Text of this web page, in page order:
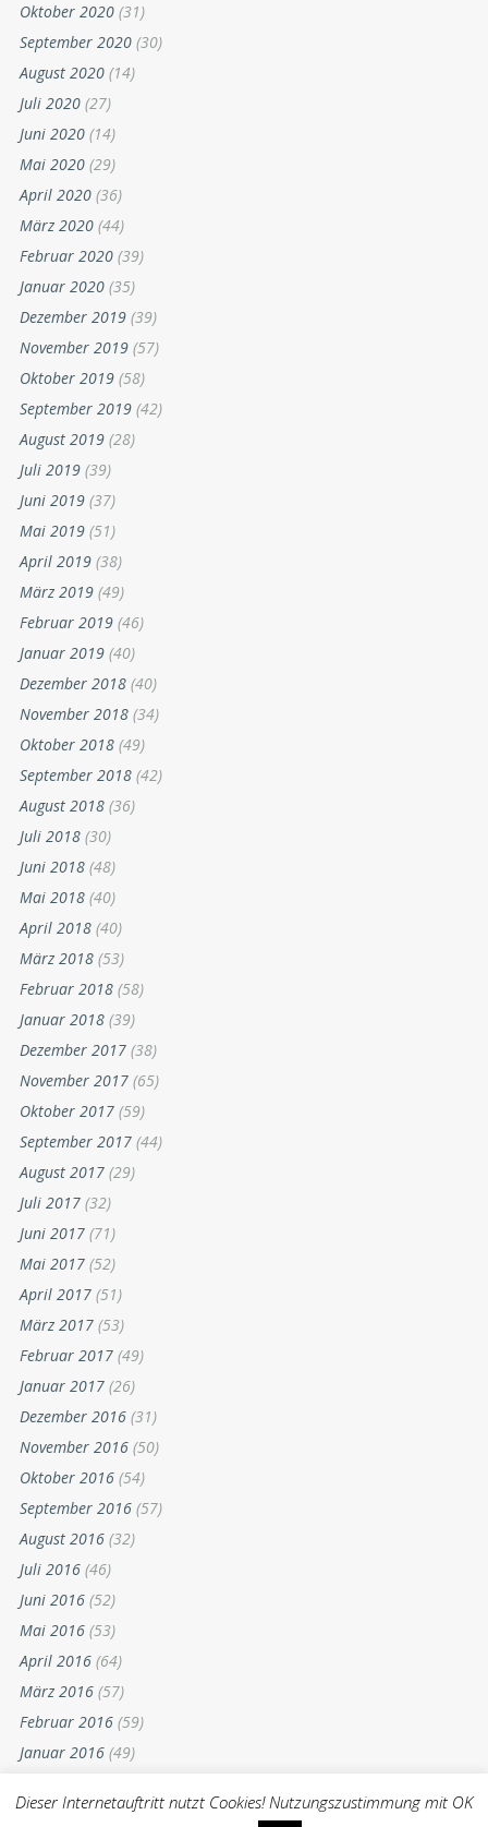
Oktober 2020 (31)
September 2020 (30)
August 2020 (14)
Juli 2020 (27)
Juni 2020 (14)
Mai 2020 (29)
April 2020 (36)
März 2020 (44)
Februar 2020 (39)
Januar 2020 (35)
Dezember 2019 (39)
November 2019 (57)
Oktober 2019 (58)
September 2019 (42)
August 2019 (28)
Juli 2019 (39)
Juni 2019 (37)
Mai 2019 (51)
April 2019 (38)
März 2019 (49)
Februar 2019 (46)
Januar 2019 (40)
Dezember 2018 (40)
November 2018 (34)
Oktober 2018 (49)
September 2018 (42)
August 2018 (36)
Juli 2018 (30)
Juni 2018 (48)
Mai 2018 (40)
April 2018 (40)
März 2018 (53)
Februar 2018 (58)
Januar 2018 (39)
Dezember 2017 (38)
November 2017 (65)
Oktober 2017 (59)
September 2017 (44)
August 2017 (29)
Juli 2017 (32)
Juni 2017 (71)
Mai 2017 (52)
April 2017 (51)
März 2017 (53)
Februar 2017 (49)
Januar 2017 (26)
Dezember 2016 (31)
November 2016 (50)
Oktober 2016 (54)
September 2016 (57)
August 2016 (32)
Juli 2016 (46)
Juni 2016 (52)
Mai 2016 (53)
April 2016 (64)
März 2016 (57)
Februar 2016 (59)
Januar 2016 (49)
November 2015(55)
Dieser Internetauftritt nutzt Cookies! Nutzungszustimmung mit OK